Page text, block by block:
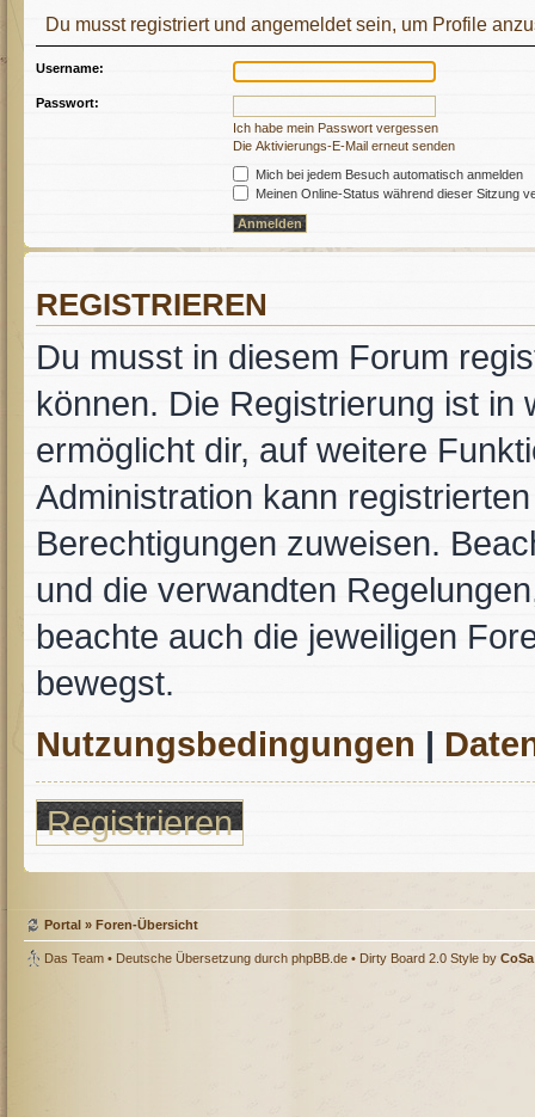
Du musst registriert und angemeldet sein, um Profile
Username:
Passwort:
Ich habe mein Passwort vergessen
Die Aktivierungs-E-Mail erneut senden
Mich bei jedem Besuch automatisch anmelden
Meinen Online-Status während dieser Sitzung
REGISTRIEREN
Du musst in diesem Forum
können. Die Registrierung ist in
ermöglicht dir, auf weitere
Administration kann
Berechtigungen zuweisen.
und die verwandten
beachte auch die jeweiligen
bewegst.
Nutzungsbedingungen |
Registrieren
Portal » Foren-Übersicht
Das Team • Deutsche Übersetzung durch phpBB.de • Dirty Board 2.0 Style by